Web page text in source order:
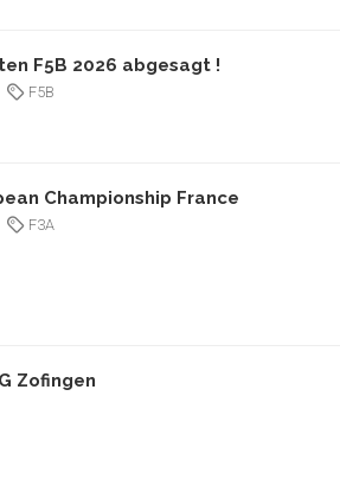
F5B 2026 abgesagt !
F5B
Championship France
F3A
Zofingen